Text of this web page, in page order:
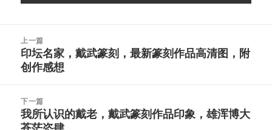
上一篇
上
篇
章：
印坛名家，戴武篆刻，最新篆刻作品高清图，附
创作感想
下一篇
下
我所认识的戴老，戴武篆刻作品印象，雄浑博大